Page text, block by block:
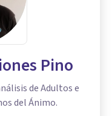
Pino
de Adultos e
del Ánimo.